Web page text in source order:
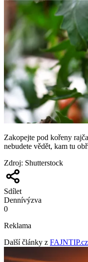
Zakopejte pod kořeny
nebudete vědět, kam tu
Zdroj: Shutterstock
Sdílet
Dennívýzva
0
Reklama
Další články z FAJNTIP.cz